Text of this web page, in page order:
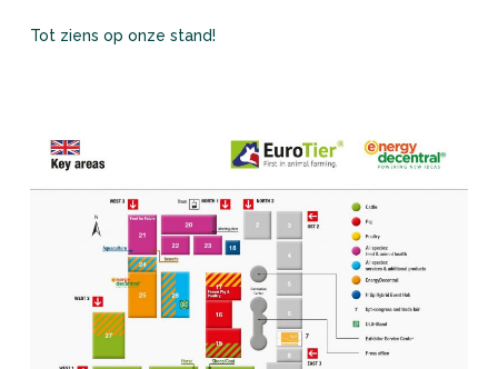
Tot ziens op onze stand!